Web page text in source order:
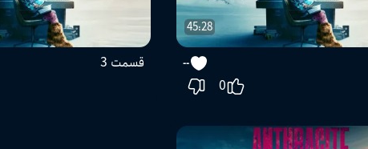
45:28
--
0
قسمت 3